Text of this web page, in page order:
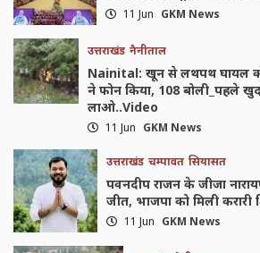
11 Jun GKM News
उत्तराखंड नैनीताल
Nainital: खून से लथपथ घायल
ने फोन किया, 108 बोली_पहले
लाओ..Video
11 Jun GKM News
उत्तराखंड चम्पावत सियासत
पवनदीप राजन के जीजा
जीत, भाजपा को मिली करारी
11 Jun GKM News